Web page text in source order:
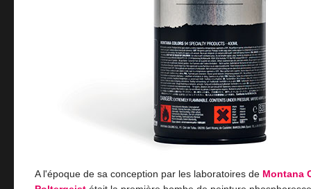
A l'époque de sa conception par les laboratoires de Montana